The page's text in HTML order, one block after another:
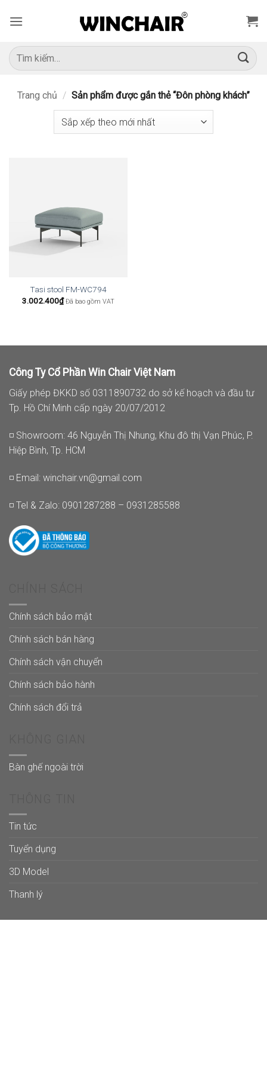
qua
dung
Tìm
kiếm:
Trang chủ / Sản phẩm được gắn thẻ “Đôn phòng khách”
Tasi stool FM-WC794
3.002.400₫ Đã bao gồm VAT
Công Ty Cổ Phần Win Chair Việt Nam
Giấy phép ĐKKD số 0311890732 do sở kế hoạch và đầu tư
Tp. Hồ Chí Minh cấp ngày 20/07/2012
◽ Showroom: 46 Nguyễn Thị Nhung, Khu đô thị Vạn Phúc, P.
Hiệp Bình, Tp. HCM
◽ Email: winchair.vn@gmail.com
◽ Tel & Zalo: 0901287288 – 0931285588
Chính sách bảo mật
Chính sách bán hàng
Chính sách vận chuyển
Chính sách bảo hành
Chính sách đổi trả
Bàn ghế ngoài trời
Tin tức
Tuyển dụng
3D Model
Thanh lý